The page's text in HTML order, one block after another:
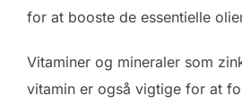
for at booste de essentielle
Vitaminer og mineraler som
vitamin er også vigtige for at